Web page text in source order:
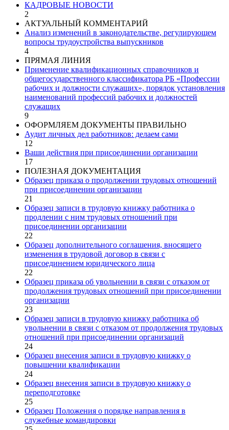
КАДРОВЫЕ НОВОСТИ
2
АКТУАЛЬНЫЙ КОММЕНТАРИЙ
Анализ изменений в законодательстве, регулирующем
вопросы трудоустройства выпускников
4
ПРЯМАЯ ЛИНИЯ
Применение квалификационных справочников и
общегосударственного классификатора РБ «Профессии
рабочих и должности служащих», порядок установления
наименований профессий рабочих и должностей
служащих
9
ОФОРМЛЯЕМ ДОКУМЕНТЫ ПРАВИЛЬНО
Аудит личных дел работников: делаем сами
12
Ваши действия при присоединении организации
17
ПОЛЕЗНАЯ ДОКУМЕНТАЦИЯ
Образец приказа о продолжении трудовых отношений
при присоединении организации
21
Образец записи в трудовую книжку работника о
продлении с ним трудовых отношений при
присоединении организации
22
Образец дополнительного соглашения, вносящего
изменения в трудовой договор в связи с
присоединением юридического лица
22
Образец приказа об увольнении в связи с отказом от
продолжения трудовых отношений при присоединении
организации
23
Образец записи в трудовую книжку работника об
увольнении в связи с отказом от продолжения трудовых
отношений при присоединении организаций
24
Образец внесения записи в трудовую книжку о
повышении квалификации
24
Образец внесения записи в трудовую книжку о
переподготовке
25
Образец Положения о порядке направления в
служебные командировки